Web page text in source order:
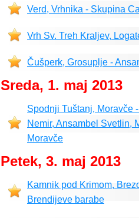
Verd, Vrhnika - Skupina
Vrh Sv. Treh Kraljev,
Čušperk, Grosuplje -
Sreda, 1. maj 2013
Spodnji Tuštanj, Moravče
Nemir, Ansambel Svetlin,
Moravče
Petek, 3. maj 2013
Kamnik pod Krimom,
Brendijeve barabe